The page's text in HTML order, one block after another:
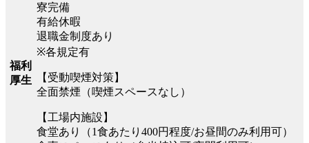
福利
厚生
寮完備
有給休暇
退職金制度あり
※各規定有
【受動喫煙対策】
全面禁煙（喫煙スペースなし）
【工場内施設】
食堂あり（1食あたり400円程度/お昼間のみ利用可）